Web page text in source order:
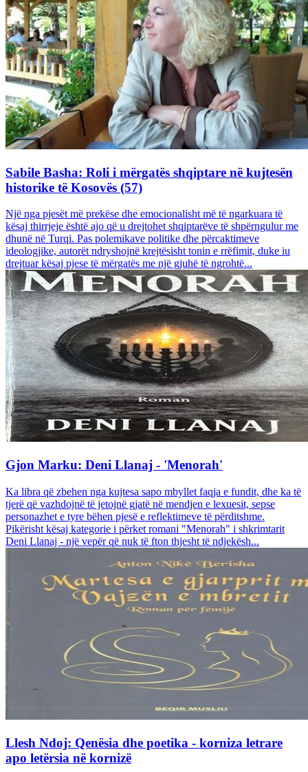
Sabile Basha: Roli i mërgatës shqiptare në kujtesën
historike të Kosovës (57)
Një nga pjesët më prekëse dhe emocionalisht më të ngarkuara të
kësaj thirrjeje është ajo që u drejtohet shqiptarëve të shpërngulur me
dhunë në Turqi. Pas polemikave politike dhe përcaktimeve
ideologjike, autorët ndryshojnë krejtësisht tonin e rrëfimit, duke iu
drejtuar kësaj pjese të mërgatës me një gjuhë të ngrohtë...
Gjon Marku: Deni Llanaj - 'Menorah'
Ka libra që zbehen nga kujtesa sapo mbyllet faqja e fundit, dhe ka të
tjerë që vazhdojnë të jetojnë gjatë në mendjen e lexuesit, sepse
personazhet e tyre bëhen pjesë e reflektimeve të përditshme.
Pikërisht kësaj kategorie i përket romani "Menorah" i shkrimtarit
Deni Llanaj - një vepër që nuk të fton thjesht të ndjekësh...
Llesh Ndoj: Qenësia dhe poetika - korniza letrare
apo letërsia në kornizë